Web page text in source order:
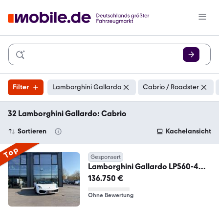
Filter Lamborghini Gallardo Cabrio / Roadster
32 Lamborghini Gallardo: Cabrio
Sortieren Kachelansicht
Top Gesponsert
Lamborghini Gallardo LP560-4
Spyder E-
136.750 €
Ohne Bewertung